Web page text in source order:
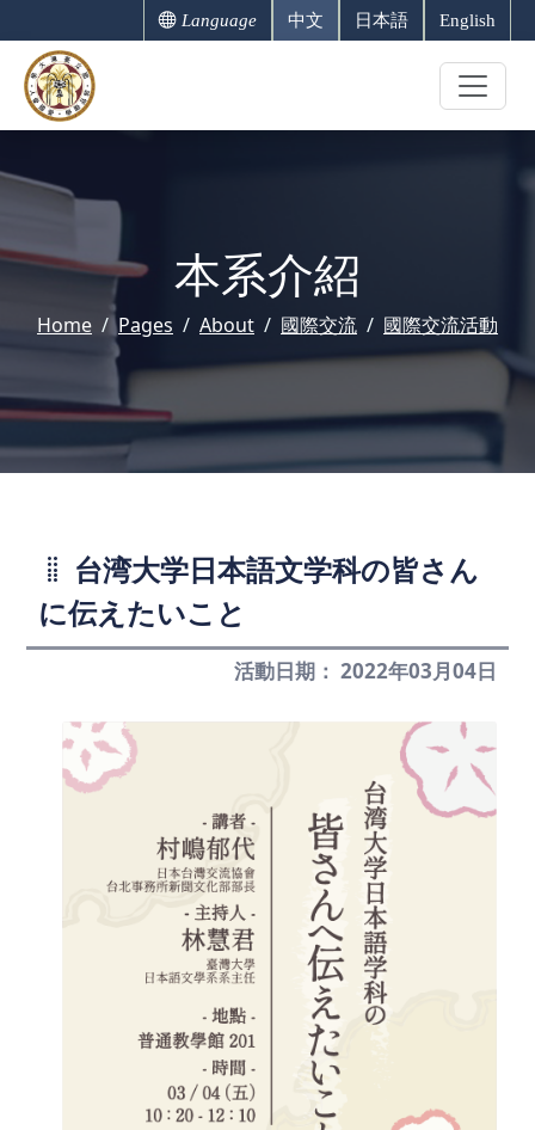
Language 中文 日本語 English
本系介紹
Home Pages About 國際交流 國際交流活動
台湾大学日本語文学科の皆さん
に伝えたいこと
活動日期： 2022年03月04日